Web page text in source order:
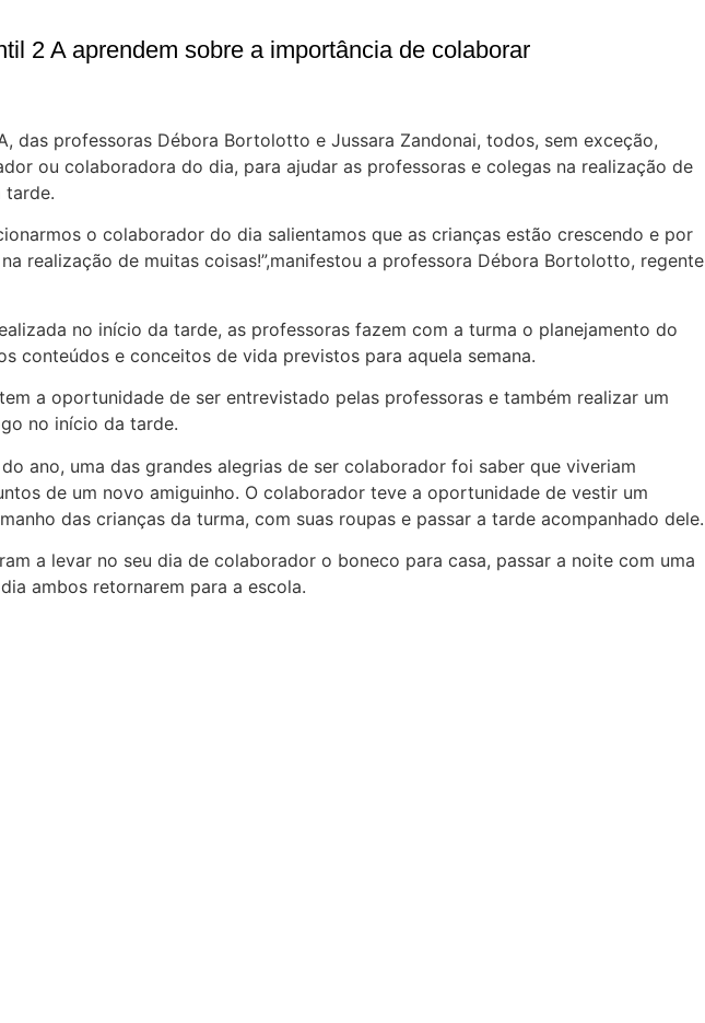
2 A aprendem sobre a importância de colaborar
das professoras Débora Bortolotto e Jussara Zandonai, todos, sem exceção,
ou colaboradora do dia, para ajudar as professoras e colegas na realização de
tarde.
o colaborador do dia salientamos que as crianças estão crescendo e por
realização de muitas coisas!”,manifestou a professora Débora Bortolotto, regente
no início da tarde, as professoras fazem com a turma o planejamento do
conteúdos e conceitos de vida previstos para aquela semana.
a oportunidade de ser entrevistado pelas professoras e também realizar um
no início da tarde.
ano, uma das grandes alegrias de ser colaborador foi saber que viveriam
de um novo amiguinho. O colaborador teve a oportunidade de vestir um
das crianças da turma, com suas roupas e passar a tarde acompanhado dele.
a levar no seu dia de colaborador o boneco para casa, passar a noite com uma
ambos retornarem para a escola.